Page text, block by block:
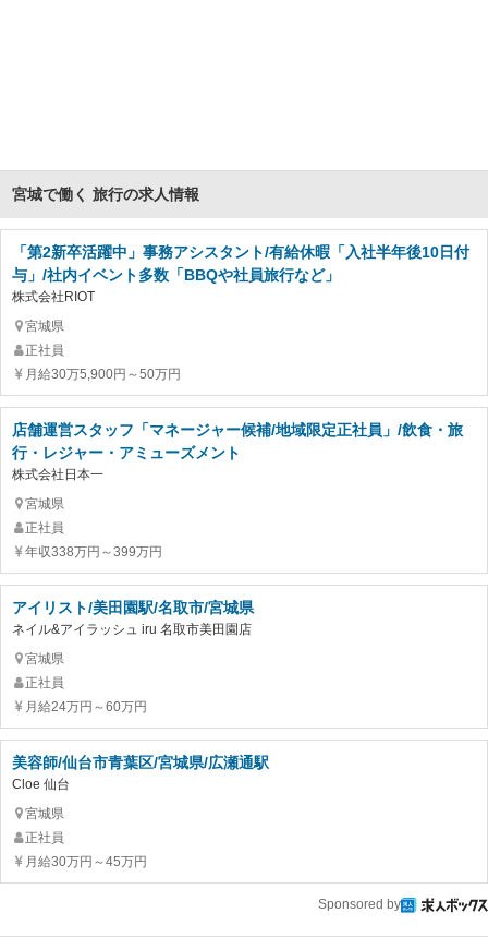
宮城で働く 旅行の求人情報
「第2新卒活躍中」事務アシスタント/有給休暇「入社半年後10日付
与」/社内イベント多数「BBQや社員旅行など」
株式会社RIOT
宮城県
正社員
月給30万5,900円～50万円
店舗運営スタッフ「マネージャー候補/地域限定正社員」/飲食・旅
行・レジャー・アミューズメント
株式会社日本一
宮城県
正社員
年収338万円～399万円
アイリスト/美田園駅/名取市/宮城県
ネイル&アイラッシュ iru 名取市美田園店
宮城県
正社員
月給24万円～60万円
美容師/仙台市青葉区/宮城県/広瀬通駅
Cloe 仙台
宮城県
正社員
月給30万円～45万円
Sponsored by